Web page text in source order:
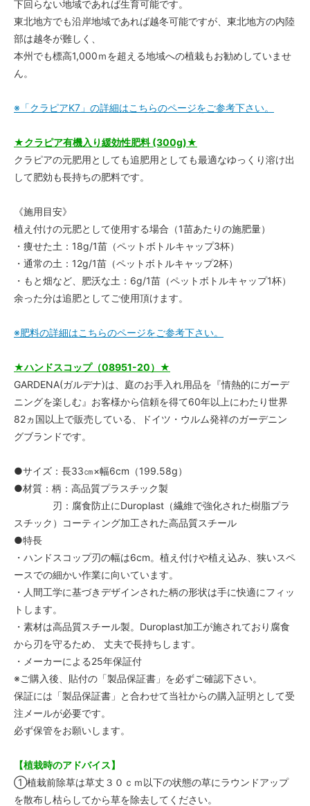
下回らない地域であれば生育可能です。
東北地方でも沿岸地域であれば越冬可能ですが、東北地方の内陸
部は越冬が難しく、
本州でも標高1,000ｍを超える地域への植栽もお勧めしていませ
ん。
※「クラピアK7」の詳細はこちらのページをご参考下さい。
★クラピア有機入り緩効性肥料 (300g)★
クラピアの元肥用としても追肥用としても最適なゆっくり溶け出
して肥効も長持ちの肥料です。
《施用目安》
植え付けの元肥として使用する場合（1苗あたりの施肥量）
・痩せた土：18g/1苗（ペットボトルキャップ3杯）
・通常の土：12g/1苗（ペットボトルキャップ2杯）
・もと畑など、肥沃な土：6g/1苗（ペットボトルキャップ1杯）
余った分は追肥としてご使用頂けます。
※肥料の詳細はこちらのページをご参考下さい。
★ハンドスコップ（08951-20）★
GARDENA(ガルデナ)は、庭のお手入れ用品を『情熱的にガーデ
ニングを楽しむ』お客様から信頼を得て60年以上にわたり世界
82ヵ国以上で販売している、ドイツ・ウルム発祥のガーデニン
グブランドです。
●サイズ：長33㎝×幅6cm（199.58g）
●材質：柄：高品質プラスチック製
刃：腐食防止にDuroplast（繊維で強化された樹脂プラ
スチック）コーティング加工された高品質スチール
●特長
・ハンドスコップ刃の幅は6cm。植え付けや植え込み、狭いスペ
ースでの細かい作業に向いています。
・人間工学に基づきデザインされた柄の形状は手に快適にフィッ
トします。
・素材は高品質スチール製。Duroplast加工が施されており腐食
から刃を守るため、 丈夫で長持ちします。
・メーカーによる25年保証付
※ご購入後、貼付の「製品保証書」を必ずご確認下さい。
保証には「製品保証書」と合わせて当社からの購入証明として受
注メールが必要です。
必ず保管をお願いします。
【植栽時のアドバイス】
①植栽前除草は草丈３０ｃｍ以下の状態の草にラウンドアップ
を散布し枯らしてから草を除去してください。